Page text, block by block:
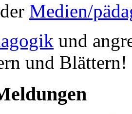
Medien/
und
und Blättern!